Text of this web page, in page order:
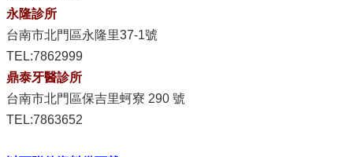
永隆診所
台南市北門區永隆里37-1號
TEL:7862999
鼎泰牙醫診所
台南市北門區保吉里蚵寮 290 號
TEL:7863652